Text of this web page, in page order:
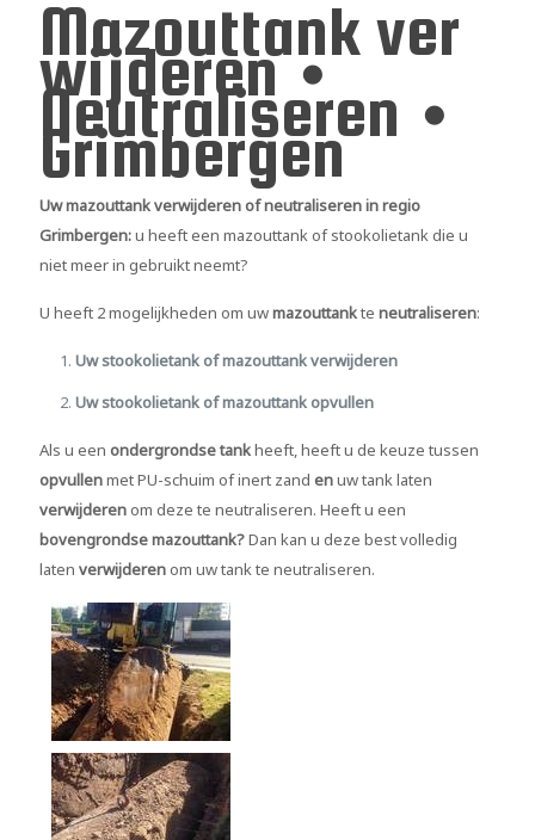
Mazouttank ver
wijderen •
Neutraliseren •
Grimbergen
Uw mazouttank verwijderen of neutraliseren in regio
Grimbergen:u heeft een mazouttank of stookolietank die u
niet meer in gebruikt neemt?
U heeft 2 mogelijkheden om uwmazouttankte neutraliseren:
Uw stookolietank of mazouttank verwijderen
Uw stookolietank of mazouttank opvullen
Als u een ondergrondse tankheeft, heeft u de keuze tussen
opvullenmet PU-schuim of inert zand enuw tank laten
verwijderenom deze te neutraliseren. Heeft u een
bovengrondse mazouttank?Dan kan u deze best volledig
laten verwijderenom uw tank te neutraliseren.